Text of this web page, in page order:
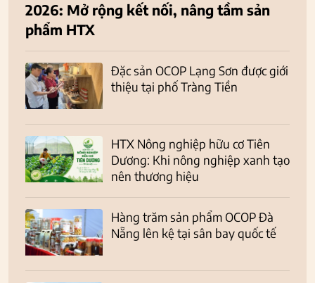
2026: Mở rộng kết nối, nâng tầm sản
phẩm HTX
Đặc sản OCOP Lạng Sơn được giới
thiệu tại phố Tràng Tiền
HTX Nông nghiệp hữu cơ Tiên
Dương: Khi nông nghiệp xanh tạo
nên thương hiệu
Hàng trăm sản phẩm OCOP Đà
Nẵng lên kệ tại sân bay quốc tế